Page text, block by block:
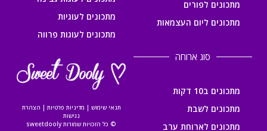
מתכונים לפורים
מתכונים ליום העצמאות
מתכונים לעוגיות
מתכונים לעוגות פרווה
סוג ארוחה
מתכונים ב10 דקות
מתכונים לשבת
מתכונים לארוחת ערב
תנאי שימוש | מדיניות פרטיות | הצהרת
נגישות
© כל הזכויות שמורות sweetdooly